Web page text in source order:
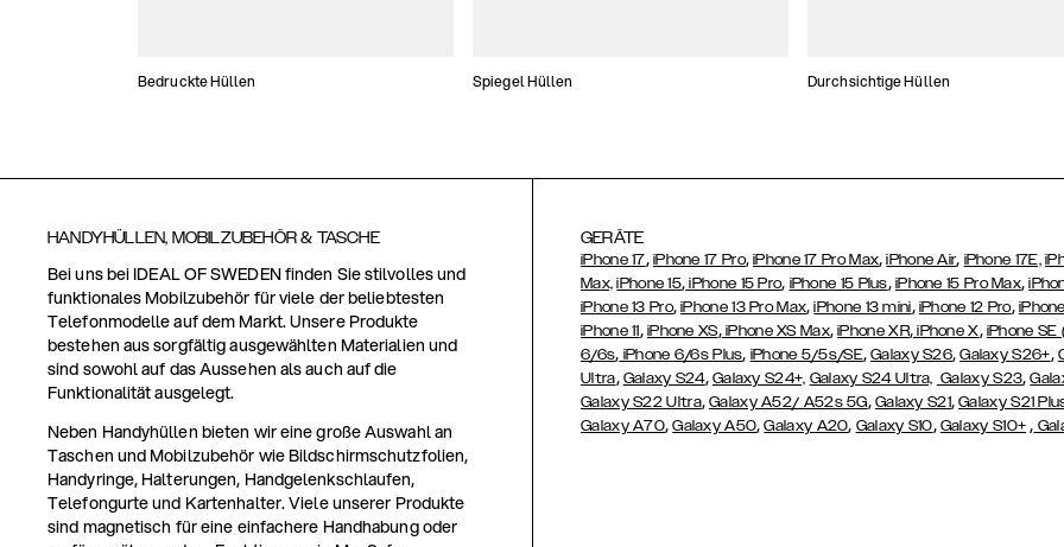
Bedruckte Hüllen Spiegel Hüllen Durchsichtige Hüllen
HANDYHÜLLEN, MOBILZUBEHÖR & TASCHE
Bei uns bei IDEAL OF SWEDEN finden Sie stilvolles und
funktionales Mobilzubehör für viele der beliebtesten
Telefonmodelle auf dem Markt. Unsere Produkte
bestehen aus sorgfältig ausgewählten Materialien und
sind sowohl auf das Aussehen als auch auf die
Funktionalität ausgelegt.
Neben Handyhüllen bieten wir eine große Auswahl an
Taschen und Mobilzubehör wie Bildschirmschutzfolien,
Handyringe, Halterungen, Handgelenkschlaufen,
Telefongurte und Kartenhalter. Viele unserer Produkte
sind magnetisch für eine einfachere Handhabung oder
GERÄTE
iPhone 17, iPhone 17 Pro,iPhone 17 Pro Max,iPhone Air, iPhone 17E,
Max, iPhone 15, iPhone 15 Pro, iPhone 15 Plus, iPhone 15 Pro Max,
iPhone 13 Pro,iPhone 13 Pro Max,iPhone 13 mini, iPhone 12 Pro,
iPhone 11, iPhone XS,iPhone XS Max,iPhone XR,iPhone X, iPhone
6/6s, iPhone 6/6s Plus, iPhone 5/5s/SE,Galaxy S26,Galaxy S26+,
Ultra, Galaxy S24, Galaxy S24+, Galaxy S24 Ultra, Galaxy S23,
Galaxy S22 Ultra,Galaxy A52/ A52s 5G, Galaxy S21,Galaxy S21
Galaxy A70,Galaxy A50,Galaxy A20, Galaxy S10, Galaxy S10+ ,